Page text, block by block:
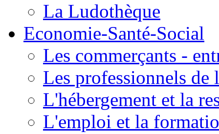
La Ludothèque
Economie-Santé-Social
Les commerçants -
Les professionnels de
L'hébergement et la
L'emploi et la